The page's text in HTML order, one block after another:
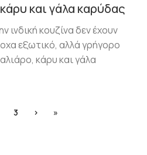
και γάλα καρύδας
ινδική κουζίνα δεν έχουν
εξωτικό, αλλά γρήγορο
κάρυ και γάλα
3 › »